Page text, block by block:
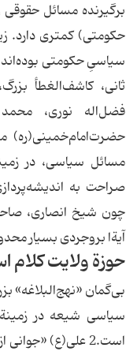
برگیرنده‌ مسائل‌
حکومتی) کمتری‌ دارد.
سیاسیِ‌ حکومتی‌
ثانی، کاشف‌الغطأ
فضل‌اله‌ نوری،
مسائل‌ سیاسی، در
صراحت‌ به‌
چون‌ شیخ‌ انصاری،
آیة‌ا بروجردی‌ بسیار
‌‌حوزة‌ ولایت‌ کلام‌
بی‌گمان‌ «نهج‌البلاغه»
سیاسی‌ شیعه‌ در
است.2 علی(ع)